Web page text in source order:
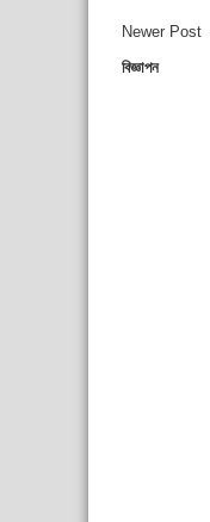
Newer Post
বিজ্ঞাপন